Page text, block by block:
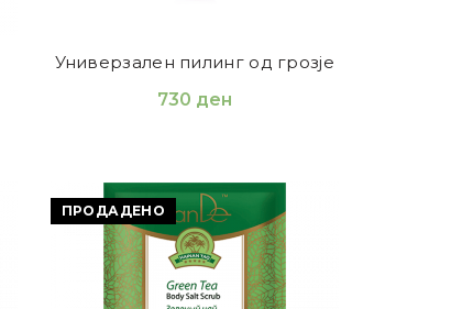
Универзален пилинг од грозје
730 ден
ПРОДАДЕНО